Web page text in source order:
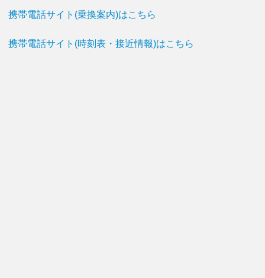
携帯電話サイト(乗換案内)はこちら
携帯電話サイト(時刻表・接近情報)はこちら